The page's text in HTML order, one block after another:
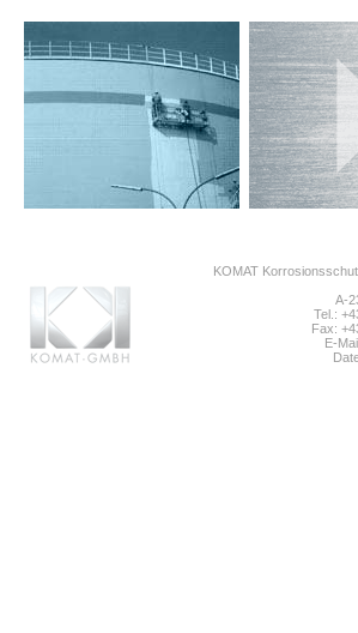
KOMAT
A-
Tel.:
Fax:
E-